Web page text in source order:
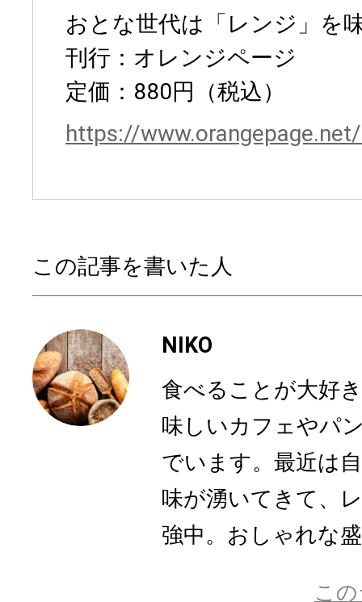
おとな世代は「レンジ」を
刊行：オレンジページ
定価：880円（税込）
https://
この記事を書いた人
NIKO
食べることが大好
味しいカフェやパ
でいます。最近は
味が湧いてきて、
強中。おしゃれな
こ